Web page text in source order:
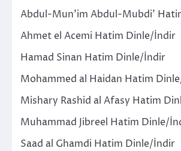
Abdul-Mun’im Abdul-Mubdi’
Ahmet el Acemi Hatim Dinle/İndir
Hamad Sinan Hatim Dinle/İndir
Mohammed al Haidan Hatim
Mishary Rashid al Afasy Hatim
Muhammad Jibreel Hatim Dinle/
Saad al Ghamdi Hatim Dinle/İndir